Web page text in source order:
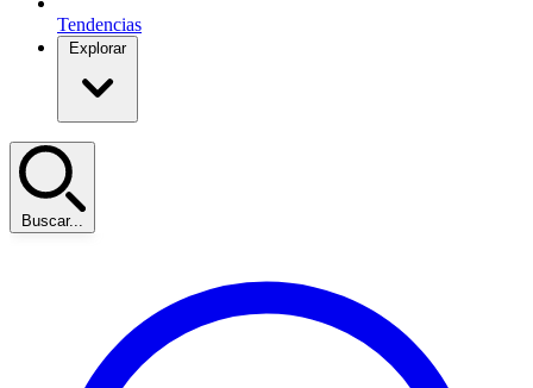
Tendencias
Explorar
Buscar...